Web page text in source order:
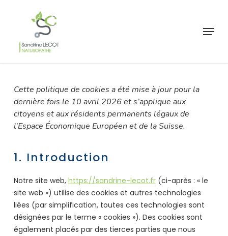
content
Menu
Cette politique de cookies a été mise à jour pour la
dernière fois le 10 avril 2026 et s’applique aux
citoyens et aux résidents permanents légaux de
l’Espace Économique Européen et de la Suisse.
1. Introduction
Notre site web, https://sandrine-lecot.fr(ci-après : « le
site web ») utilise des cookies et autres technologies
liées (par simplification, toutes ces technologies sont
désignées par le terme « cookies »). Des cookies sont
également placés par des tierces parties que nous
Fermer